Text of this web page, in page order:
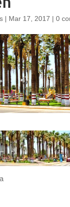
| Mar 17, 2017 | 0